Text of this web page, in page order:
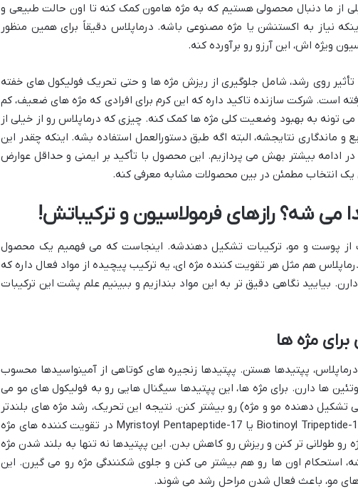
از ما دنبال محصولی هستیم که به مژه هامون کمک کنه تا اون حالت طبیعی و
نیاز به اکستنشن یا مژه مصنوعی باشه. درماپلاس دقیقاً برای همین منظور
ویژه اش، این آرزو رو برآورده کنه.
تأثیر روی رشد، شامل جلوگیری از ریزش مژه ها و حتی تحریک فولیکول های خفته
است. شرکت سازنده تاکید داره که این کرم برای افرادی که مژه های ضعیف، کم
تونه به بهبود وضعیت کلی مژه ها کمک کنه. چیزی که درماپلاس رو از خیلی از
و ماندگاری نتایجشه، البته اگه طبق دستورالعمل استفاده بشه. اینکه چقدر این
در ادامه بیشتر بهش می پردازیم. این محصول با تأکید بر ایمنی و حداقل عوارض
انتخاب مطمئن در بین محصولات مشابه معرفی کنه.
می شه؟ رازهای فرمولاسیون و ترکیباتش!
پوست و مو، ترکیبات تشکیل دهندشه. اینجاست که می فهمیم یک محصول
هم مثل هر تقویت کننده مژه ای، یه ترکیب پیچیده از مواد فعال داره که
بیایید نگاهی دقیق تر به این مواد بندازیم و ببینیم علم پشت این ترکیبات
مژه ها
پپتیدها هستن. پپتیدها زنجیره های کوتاهی از آمینواسیدها محسوب
ها دارن. برای مژه ها، این پپتیدها سیگنال هایی رو به فولیکول های مو می
تشکیل دهنده مو و مژه) رو بیشتر کنن. نتیجه این تحریک، رشد مژه های بلندتر
و ضخیم تره. بعضی از پپتیدها مثل Biotinoyl Tripeptide-1 یا Myristoyl Pentapeptide-17 در تقویت کننده های مژه
رو طولانی تر کنن و ریزش رو کاهش بدن. این پپتیدها نه تنها به بلند شدن مژه
استحکام اون ها رو هم بیشتر می کنن و جلوی شکنندگی مژه رو می گیرن. این
های مو، باعث فعال شدن مراحل رشد می شوند.